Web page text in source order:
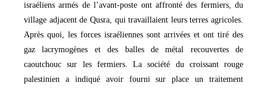
israéliens armés de l’avant-poste ont affronté des fermiers, du
village adjacent de Qusra, qui travaillaient leurs terres agricoles.
Après quoi, les forces israéliennes sont arrivées et ont tiré des
gaz lacrymogènes et des balles de métal recouvertes de
caoutchouc sur les fermiers. La société du croissant rouge
palestinien a indiqué avoir fourni sur place un traitement